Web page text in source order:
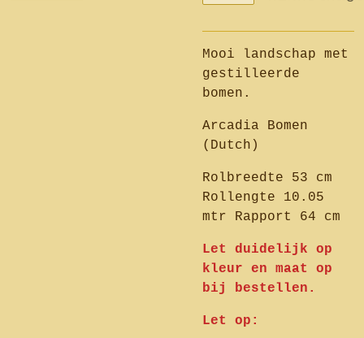
Mooi landschap met
gestilleerde
bomen.
Arcadia Bomen
(Dutch)
Rolbreedte 53 cm
Rollengte 10.05
mtr Rapport 64 cm
Let duidelijk op
kleur en maat op
bij bestellen.
Let op: